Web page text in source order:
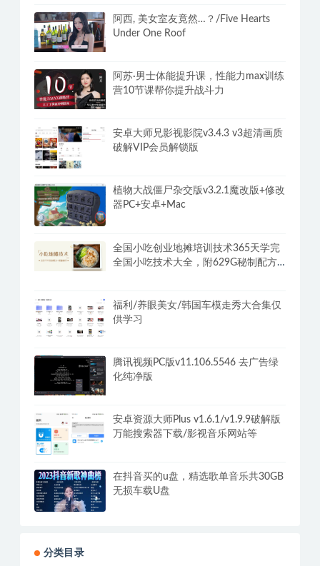
阿西, 美女室友竟然…？/Five Hearts
Under One Roof
阿苏·男士体能提升课，性能力max训练
营10节课帮你提升战斗力
安卓大师兄影视影院v3.4.3 v3超清画质
破解VIP会员解锁版
植物大战僵尸杂交版v3.2.1魔改版+修改
器PC+安卓+Mac
全国小吃创业地摊培训技术365天学完
全国小吃技术大全，附629G秘制配方
福利/养眼美女/韩国车模走秀大合集仅
供学习
腾讯视频PC版v11.106.5546 去广告绿
化纯净版
安卓资源大师Plus v1.6.1/v1.9.9破解版
万能搜索器下载/影视音乐网站等
在抖音买的u盘，精选歌单音乐共30GB
无损车载U盘
分类目录